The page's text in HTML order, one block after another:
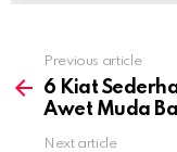
more
Previous article
6 Kiat
Awet Muda
Next article